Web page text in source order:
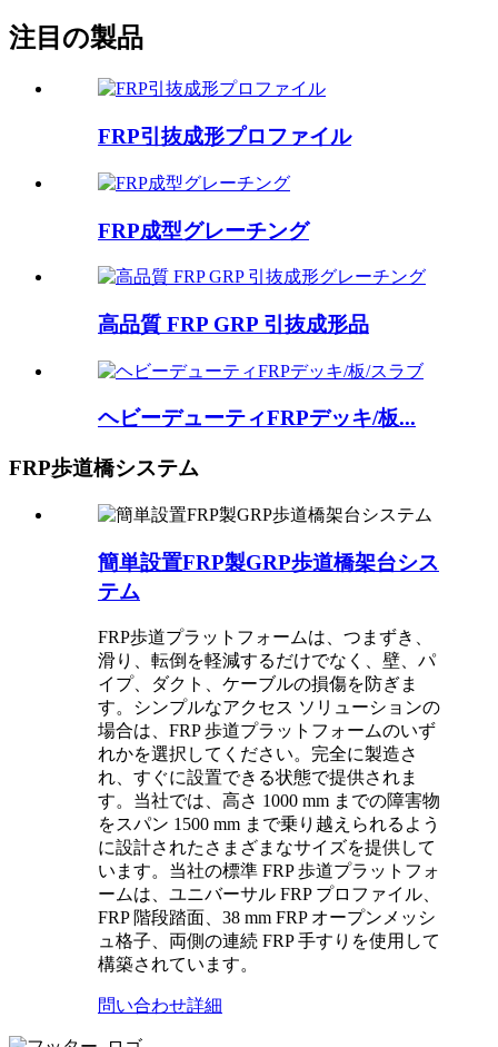
注目の製品
FRP引抜成形プロファイル
FRP成型グレーチング
高品質 FRP GRP 引抜成形品
ヘビーデューティFRPデッキ/板...
FRP歩道橋システム
簡単設置FRP製GRP歩道橋架台シス
テム
FRP歩道プラットフォームは、つまずき、
滑り、転倒を軽減するだけでなく、壁、パ
イプ、ダクト、ケーブルの損傷を防ぎま
す。シンプルなアクセス ソリューションの
場合は、FRP 歩道プラットフォームのいず
れかを選択してください。完全に製造さ
れ、すぐに設置できる状態で提供されま
す。当社では、高さ 1000 mm までの障害物
をスパン 1500 mm まで乗り越えられるよう
に設計されたさまざまなサイズを提供して
います。当社の標準 FRP 歩道プラットフォ
ームは、ユニバーサル FRP プロファイル、
FRP 階段踏面、38 mm FRP オープンメッシ
ュ格子、両側の連続 FRP 手すりを使用して
構築されています。
問い合わせ詳細